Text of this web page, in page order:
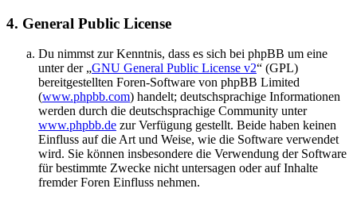
4. General Public License
Du nimmst zur Kenntnis, dass es sich bei phpBB um eine
unter der „GNU General Public License v2“ (GPL)
bereitgestellten Foren-Software von phpBB Limited
(www.phpbb.com) handelt; deutschsprachige Informationen
werden durch die deutschsprachige Community unter
www.phpbb.de zur Verfügung gestellt. Beide haben keinen
Einfluss auf die Art und Weise, wie die Software verwendet
wird. Sie können insbesondere die Verwendung der Software
für bestimmte Zwecke nicht untersagen oder auf Inhalte
fremder Foren Einfluss nehmen.